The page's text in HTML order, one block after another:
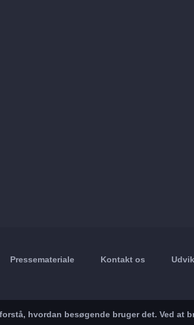
Pressemateriale Kontakt os
hvordan besøgende bruger det. Ved at